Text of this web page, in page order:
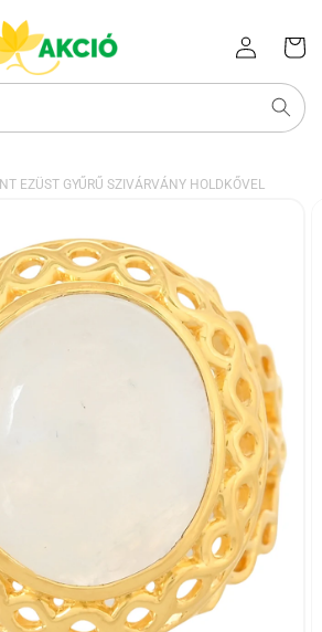
Bejelentkezés
kosara
EZÜST GYŰRŰ SZIVÁRVÁNY HOLDKŐVEL